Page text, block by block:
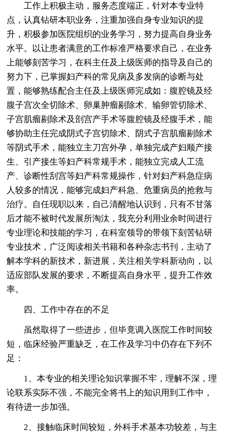
工作上积极主动，服务态度端正，针对本专业特
点，认真钻研本职业务，注重加强自身专业知识的提
升，积极参加医院组织的业务学习，努力提高自身业务
水平。以让患者满意的工作标准严格要求自己，在业务
上能够刻苦学习，在科主任及上级医师的指导及自己的
努力下，已掌握妇产科的常见病及多发病的诊断与处
置，能够熟练配合主任及上级医师完成如：腹腔镜及经
腹子宫次全切除术、卵巢肿瘤剔除术、输卵管切除术、
子宫肌瘤剔除术及剖宫产手术等腹腔镜及经腹手术，能
够协助主任完成阴式子宫切除术、阴式子宫肌瘤剔除术
等阴式手术，能独立主刀宫外孕，单独完成产妇顺产接
生、引产接生等妇产科常规手术，能独立完成人工流
产、诊断性刮宫等妇产科常规操作，针对妇产科急症病
人较多的情况，能够完成妇产科急、危重病员的抢救与
治疗。自任现职以来，自己清醒地认识到，只有不甘落
后才能不被时代发展所淘汰，我充分利用业余时间进行
专业理论和技能的学习，在科室领导的带领下刻苦钻研
专业技术，广泛阅读相关书籍和各种杂志书刊，主动了
解本学科的新技术，新进展，关注相关学科新动向，以
适应部队发展的要求，不断提高自身水平，提升工作效
率。
四、工作中存在的不足
虽然取得了一些进步，但毕竟调入医院工作时间较
短，临床经验严重缺乏，在工作及学习中仍存在下列不
足：
1、本专业的相关理论知识掌握不牢，理解不深，理
论联系实际不强，不能完全将书上的知识用到工作中，
有待进一步加强。
2、接触临床时间较短，外科手术基本功较差，与主